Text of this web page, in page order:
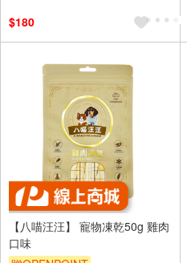
$180
【八喵汪汪】 寵物凍乾50g 雞肉
口味